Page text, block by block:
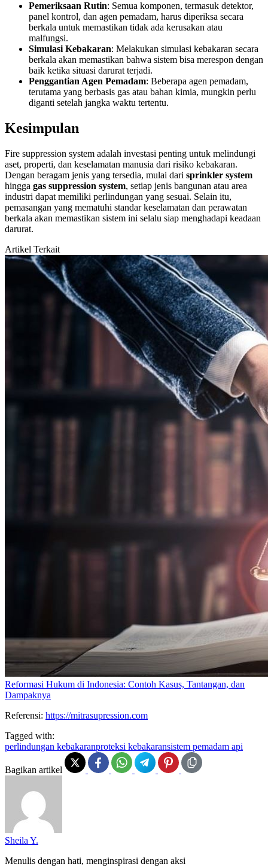
Pemeriksaan Rutin: Semua komponen, termasuk detektor,
panel kontrol, dan agen pemadam, harus diperiksa secara
berkala untuk memastikan tidak ada kerusakan atau
malfungsi.
Simulasi Kebakaran: Melakukan simulasi kebakaran secara
berkala akan memastikan bahwa sistem bisa merespon dengan
baik ketika situasi darurat terjadi.
Penggantian Agen Pemadam: Beberapa agen pemadam,
terutama yang berbasis gas atau bahan kimia, mungkin perlu
diganti setelah jangka waktu tertentu.
Kesimpulan
Fire suppression system adalah investasi penting untuk melindungi
aset, properti, dan keselamatan manusia dari risiko kebakaran.
Dengan beragam jenis yang tersedia, mulai dari sprinkler system
hingga gas suppression system, setiap jenis bangunan atau area
industri dapat memiliki perlindungan yang sesuai. Selain itu,
pemasangan yang mematuhi standar keselamatan dan perawatan
berkala akan memastikan sistem ini selalu siap menghadapi keadaan
darurat.
Artikel Terkait
Reformasi Hukum di Indonesia: Contoh Kasus, Tantangan, dan
Dampaknya
Referensi: https://mitrasupression.com
Tagged with:
perlindungan kebakaranproteksi kebakaransistem pemadam api
Bagikan artikel
Sheila Y.
Menulis dengan hati, menginspirasi dengan aksi